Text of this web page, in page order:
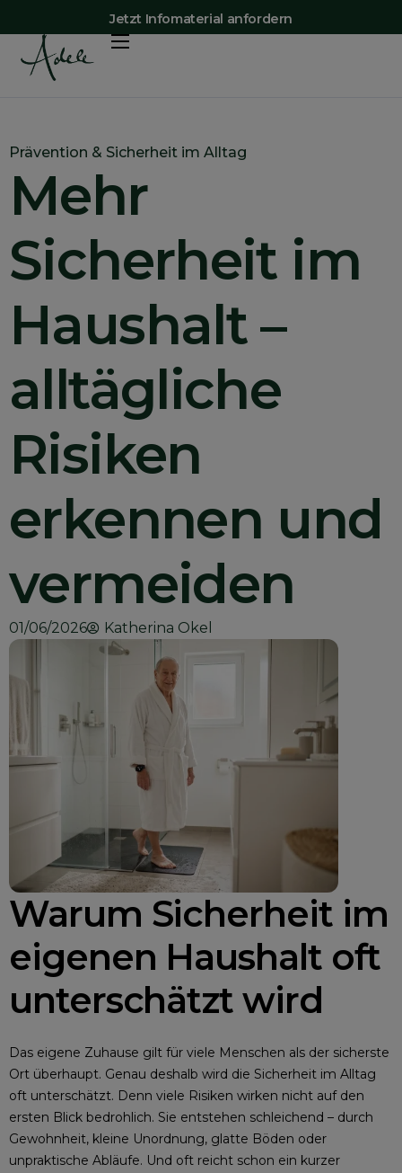
Jetzt Infomaterial anfordern
Vorteile
Preise
Adele-App
Kontakt
Prävention & Sicherheit im Alltag
Mehr
Sicherheit im
Haushalt –
alltägliche
Risiken
erkennen und
vermeiden
01/06/2026 Katherina Okel
Warum Sicherheit im
eigenen Haushalt oft
unterschätzt wird
Das eigene Zuhause gilt für viele Menschen als der sicherste
Ort überhaupt. Genau deshalb wird die Sicherheit im Alltag
oft unterschätzt. Denn viele Risiken wirken nicht auf den
ersten Blick bedrohlich. Sie entstehen schleichend – durch
Gewohnheit, kleine Unordnung, glatte Böden oder
unpraktische Abläufe. Und oft reicht schon ein kurzer